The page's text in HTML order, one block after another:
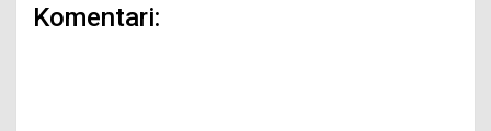
Komentari: